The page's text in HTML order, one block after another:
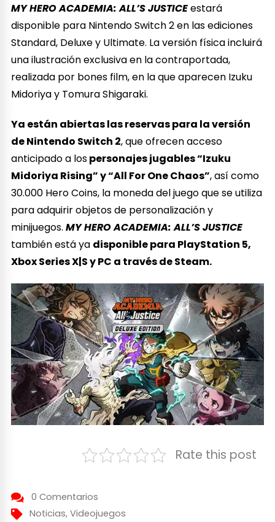
MY HERO ACADEMIA: ALL’S JUSTICEestará
disponible para Nintendo Switch 2 en las ediciones
Standard, Deluxe y Ultimate. La versión física incluirá
una ilustración exclusiva en la contraportada,
realizada por bones film, en la que aparecen Izuku
Midoriya y Tomura Shigaraki.
Ya están abiertas las reservas para la versión
de Nintendo Switch 2, que ofrecen acceso
anticipado a lospersonajes jugables “Izuku
Midoriya Rising” y “All For One Chaos”, así como
30.000 Hero Coins, la moneda del juego que se utiliza
para adquirir objetos de personalización y
minijuegos.MY HERO ACADEMIA: ALL’S JUSTICE
también está ya disponible para PlayStation 5,
Xbox Series X|S y PC a través de Steam.
Rate this post
0 Comentarios
Noticias, Videojuegos